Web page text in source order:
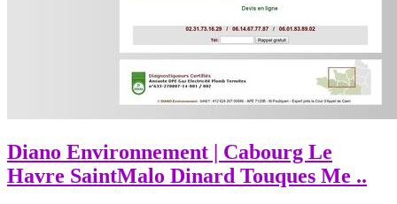
Diano Environnement | Cabourg Le
Havre SaintMalo Dinard Touques Me ..